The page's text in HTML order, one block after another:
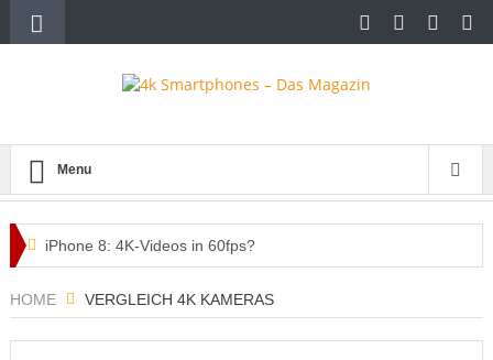
Menu
iPhone 8: 4K-Videos in 60fps?
HOME VERGLEICH 4K KAMERAS